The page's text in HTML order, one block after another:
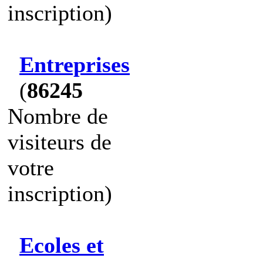
inscription)
Entreprises
(86245
Nombre de
visiteurs de
votre
inscription)
Ecoles et